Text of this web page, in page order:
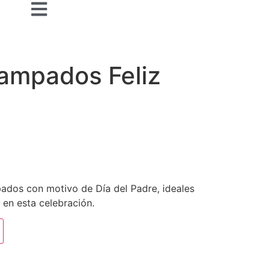
Feliz
con motivo de Día del Padre, ideales
esta celebración.